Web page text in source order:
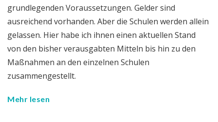
grundlegenden Voraussetzungen. Gelder sind
ausreichend vorhanden. Aber die Schulen werden allein
gelassen. Hier habe ich ihnen einen aktuellen Stand
von den bisher verausgabten Mitteln bis hin zu den
Maßnahmen an den einzelnen Schulen
zusammengestellt.
Mehr lesen